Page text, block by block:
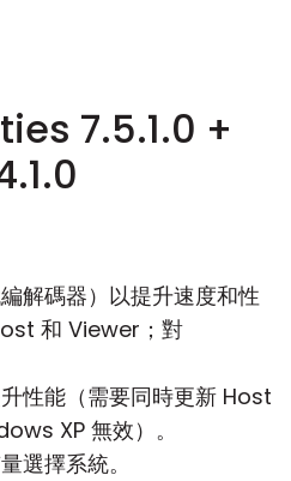
7.5.1.0 +
編解碼器）以提升速度和性
和 Viewer；對
性能（需要同時更新 Host
XP 無效）。
選擇系統。